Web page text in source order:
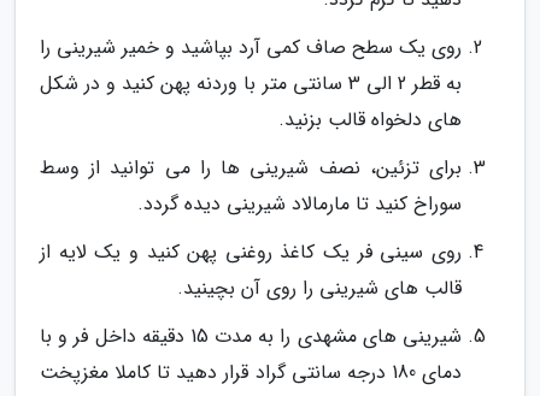
روی یک سطح صاف کمی آرد بپاشید و خمیر شیرینی را
به قطر 2 الی 3 سانتی متر با وردنه پهن کنید و در شکل
های دلخواه قالب بزنید.
برای تزئین، نصف شیرینی ها را می توانید از وسط
سوراخ کنید تا مارمالاد شیرینی دیده گردد.
روی سینی فر یک کاغذ روغنی پهن کنید و یک لایه از
قالب های شیرینی را روی آن بچینید.
شیرینی های مشهدی را به مدت 15 دقیقه داخل فر و با
دمای 180 درجه سانتی گراد قرار دهید تا کاملا مغزپخت